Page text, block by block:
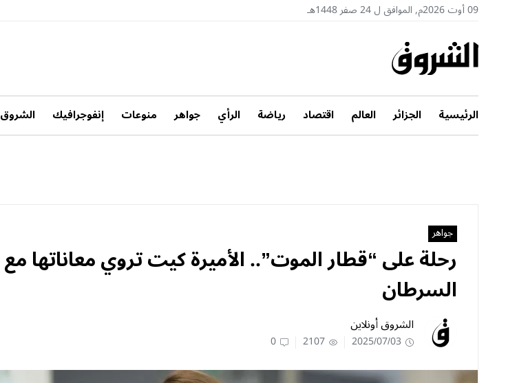
09 أوت 2026م, الموافق ل 24 صفر 1448هـ
الرئيسية الجزائر العالم اقتصاد رياضة الرأي جواهر منوعات إنفوجرافيك الشروق News
جواهر
رحلة على “قطار الموت”.. الأميرة كيت تروي معاناتها مع
السرطان
الشروق أونلاين
2025/07/03
2107
0